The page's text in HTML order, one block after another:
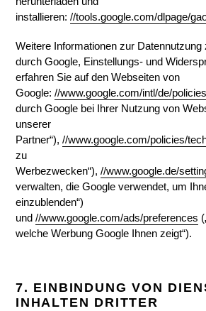
installieren: //tools.google.com/dlpage/
Weitere Informationen zur
durch Google, Einstellungs- und
erfahren Sie auf den Webseiten von
Google: //www.google.com/intl/de/
durch Google bei Ihrer Nutzung von
unserer
Partner“), //www.google.com/policies/
zu
Werbezwecken“), //www.google.de/
verwalten, die Google verwendet, um
einzublenden“)
und //www.google.com/ads/preferences
welche Werbung Google Ihnen zeigt“).
7. EINBINDUNG VON
INHALTEN DRITTER